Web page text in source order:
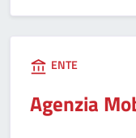
ENTE
Agenzia